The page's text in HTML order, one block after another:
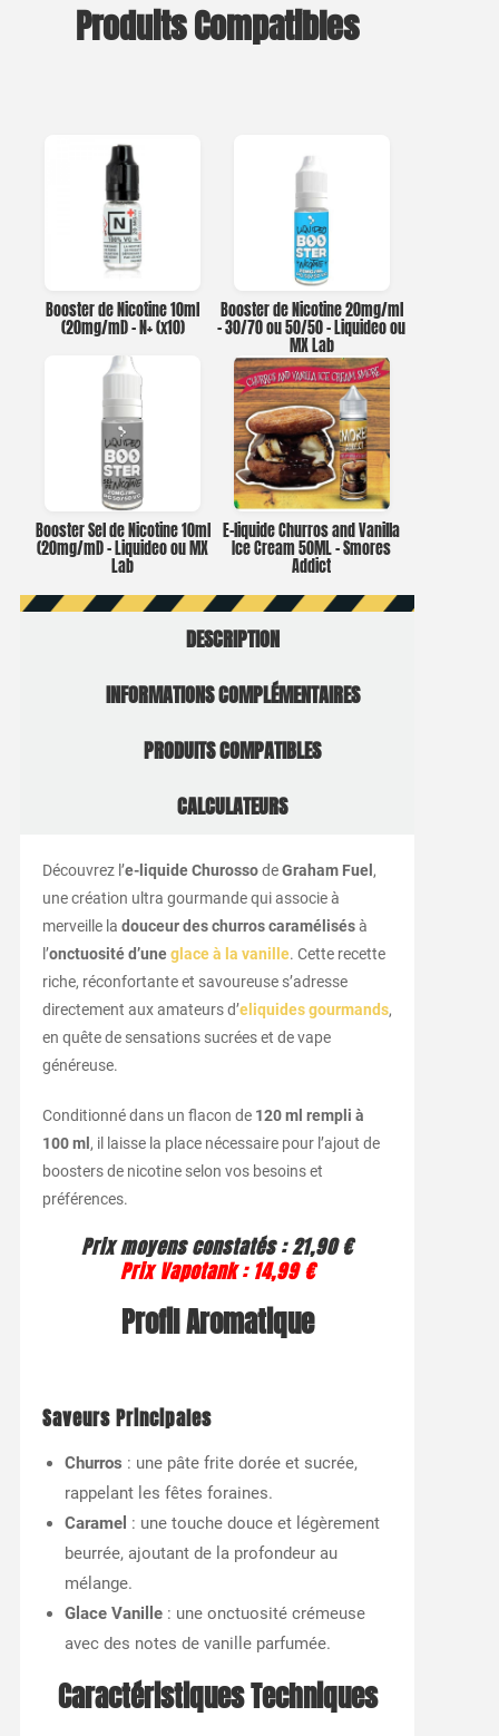
Produits Compatibles
Booster de Nicotine 10ml
(20mg/ml) – N+ (x10)
Booster de Nicotine 20mg/ml
– 30/70 ou 50/50 – Liquideo ou
MX Lab
Booster Sel de Nicotine 10ml
(20mg/ml) – Liquideo ou MX
Lab
E-liquide Churros and Vanilla
Ice Cream 50ML – Smores
Addict
DESCRIPTION
INFORMATIONS COMPLÉMENTAIRES
PRODUITS COMPATIBLES
CALCULATEURS
Découvrez l’e-liquide ChurossodeGraham Fuel ,
une création ultra gourmande qui associe à
merveille la douceur des churros caramélisésà
l’onctuosité d’uneglace à la vanille. Cette recette
riche, réconfortante et savoureuse s’adresse
directement aux amateurs d’eliquides gourmands,
en quête de sensations sucrées et de vape
généreuse.
Conditionné dans un flacon de 120 ml rempli à
100 ml , il laisse la place nécessaire pour l’ajout de
boosters de nicotine selon vos besoins et
préférences.
Prix moyens constatés :21,90 €
Prix Vapotank :14,99 €
Profil Aromatique
Saveurs Principales
Churros : une pâte frite dorée et sucrée,
rappelant les fêtes foraines.
Caramel : une touche douce et légèrement
beurrée, ajoutant de la profondeur au
mélange.
Glace Vanille: une onctuosité crémeuse
avec des notes de vanille parfumée.
Caractéristiques Techniques